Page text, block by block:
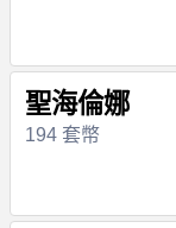
聖海倫娜
194 套幣